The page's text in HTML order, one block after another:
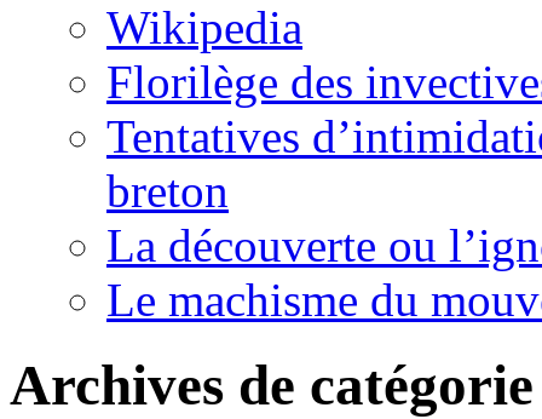
Wikipedia
Florilège des
Tentatives
breton
La découverte ou
Le machisme du
Archives de